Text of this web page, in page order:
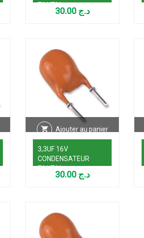
TANTAL
د.ج 30.00
Ajouter au panier
3,3UF 16V
CONDENSATEUR
TANTAL
د.ج 30.00